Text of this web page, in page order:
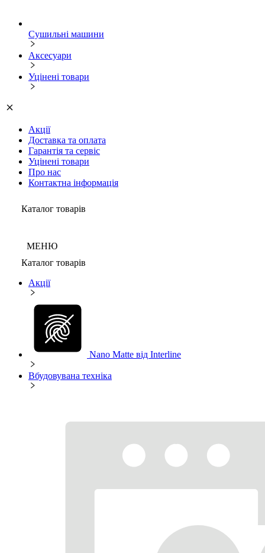
Сушильні машини
Аксесуари
Уцінені товари
Акції
Доставка та оплата
Гарантія та сервіс
Уцінені товари
Про нас
Контактна інформація
Каталог товарів
МЕНЮ
Каталог товарів
Акції
Nano Matte від Interline
Вбудовувана техніка